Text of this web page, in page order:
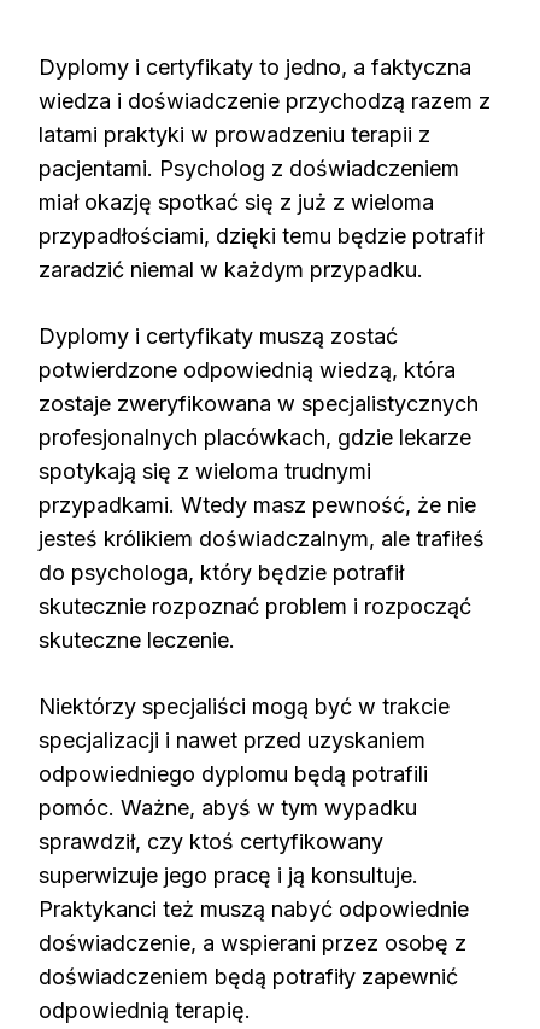
Dyplomy i certyfikaty to jedno, a faktyczna
wiedza i doświadczenie przychodzą razem z
latami praktyki w prowadzeniu terapii z
pacjentami. Psycholog z doświadczeniem
miał okazję spotkać się z już z wieloma
przypadłościami, dzięki temu będzie potrafił
zaradzić niemal w każdym przypadku.
Dyplomy i certyfikaty muszą zostać
potwierdzone odpowiednią wiedzą, która
zostaje zweryfikowana w specjalistycznych
profesjonalnych placówkach, gdzie lekarze
spotykają się z wieloma trudnymi
przypadkami. Wtedy masz pewność, że nie
jesteś królikiem doświadczalnym, ale trafiłeś
do psychologa, który będzie potrafił
skutecznie rozpoznać problem i rozpocząć
skuteczne leczenie.
Niektórzy specjaliści mogą być w trakcie
specjalizacji i nawet przed uzyskaniem
odpowiedniego dyplomu będą potrafili
pomóc. Ważne, abyś w tym wypadku
sprawdził, czy ktoś certyfikowany
superwizuje jego pracę i ją konsultuje.
Praktykanci też muszą nabyć odpowiednie
doświadczenie, a wspierani przez osobę z
doświadczeniem będą potrafiły zapewnić
odpowiednią terapię.